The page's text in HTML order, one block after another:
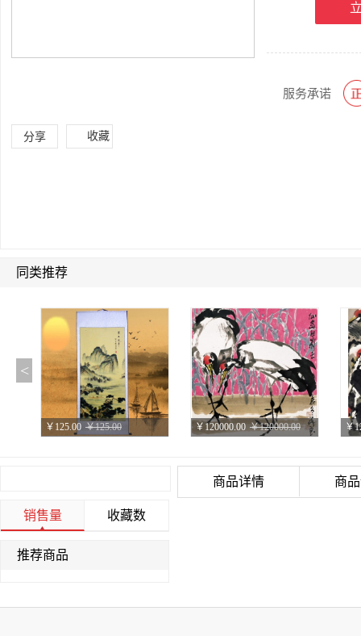
分享 收藏
服务承诺
同类推荐
￥125.00 ￥125.00
￥120000.00 ￥120000.00
￥
￥200000.00
<
销售量 收藏数
推荐商品
商品详情 商